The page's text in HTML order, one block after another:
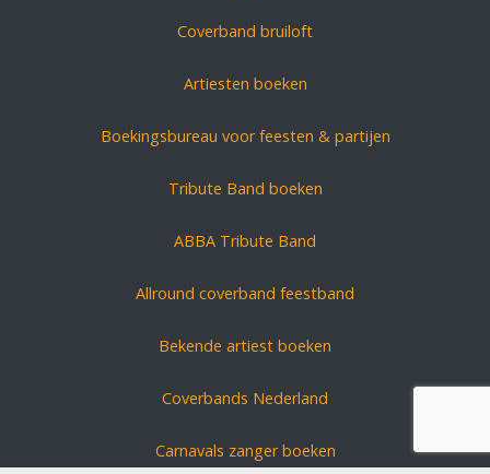
Coverband bruiloft
Artiesten boeken
Boekingsbureau voor feesten & partijen
Tribute Band boeken
ABBA Tribute Band
Allround coverband feestband
Bekende artiest boeken
Coverbands Nederland
Carnavals zanger boeken